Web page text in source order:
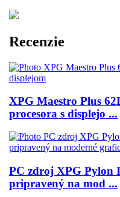
Recenzie
XPG Maestro Plus
procesora s displejo ...
PC zdroj XPG Pylon
pripravený na mod ...